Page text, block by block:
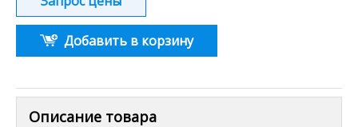
Добавить в корзину
Описание товара